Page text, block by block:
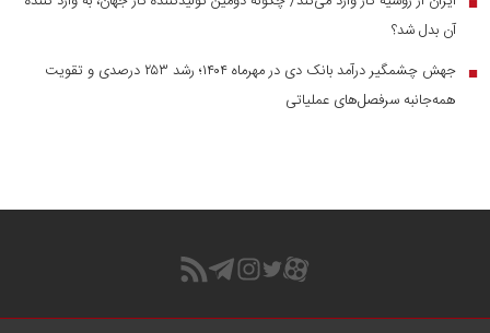
آن بدل شد؟
■
جهش چشمگیر درآمد بانک دی در مهرماه ۱۴۰۴؛ رشد ۲۵۳ درصدی و تقویت
همه‌جانبه سرفصل‌های عملیاتی